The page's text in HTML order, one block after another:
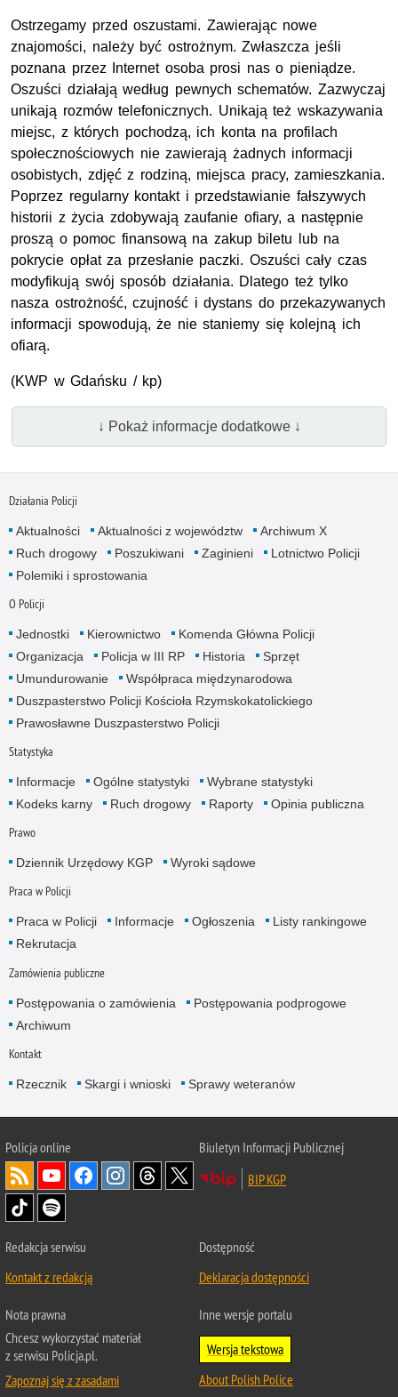
Ostrzegamy przed oszustami. Zawierając nowe
znajomości, należy być ostrożnym. Zwłaszcza jeśli
poznana przez Internet osoba prosi nas o pieniądze.
Oszuści działają według pewnych schematów. Zazwyczaj
unikają rozmów telefonicznych. Unikają też wskazywania
miejsc, z których pochodzą, ich konta na profilach
społecznościowych nie zawierają żadnych informacji
osobistych, zdjęć z rodziną, miejsca pracy, zamieszkania.
Poprzez regularny kontakt i przedstawianie fałszywych
historii z życia zdobywają zaufanie ofiary, a następnie
proszą o pomoc finansową na zakup biletu lub na
pokrycie opłat za przesłanie paczki. Oszuści cały czas
modyfikują swój sposób działania. Dlatego też tylko
nasza ostrożność, czujność i dystans do przekazywanych
informacji spowodują, że nie staniemy się kolejną ich
ofiarą.
(KWP w Gdańsku / kp)
↓ Pokaż informacje dodatkowe ↓
Działania Policji
Aktualności Aktualności z województw
Archiwum X
Ruch drogowy
Poszukiwani Zaginieni
Lotnictwo Policji
Polemiki i sprostowania
O Policji
Jednostki Kierownictwo
Komenda Główna Policji
Organizacja
Policja w III RP Historia
Sprzęt
Umundurowanie
Współpraca międzynarodowa
Duszpasterstwo Policji Kościoła Rzymskokatolickiego
Prawosławne Duszpasterstwo Policji
Statystyka
Informacje Ogólne statystyki
Wybrane statystyki
Kodeks karny
Ruch drogowy Raporty Opinia publiczna
Prawo
Dziennik Urzędowy KGP Wyroki sądowe
Praca w Policji
Praca w Policji Informacje Ogłoszenia
Listy rankingowe
Rekrutacja
Zamówienia publiczne
Postępowania o zamówienia
Postępowania podprogowe
Archiwum
Kontakt
Rzecznik Skargi i wnioski Sprawy weteranów
Policjaonline
Biuletyn Informacji Publicznej
BIP KGP
Redakcja serwisu
Kontakt z redakcją
Dostępność
Deklaracja dostępności
Nota prawna
Chcesz wykorzystać materiał
z serwisu Policja.pl.
Zapoznaj się z zasadami
Inne wersje portalu
Wersja tekstowa
About Polish Police